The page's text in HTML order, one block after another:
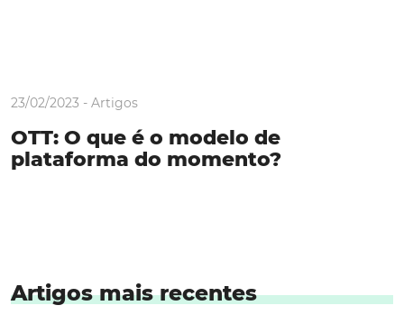
23/02/2023 - Artigos
OTT: O que é o modelo de
plataforma do momento?
Artigos mais recentes